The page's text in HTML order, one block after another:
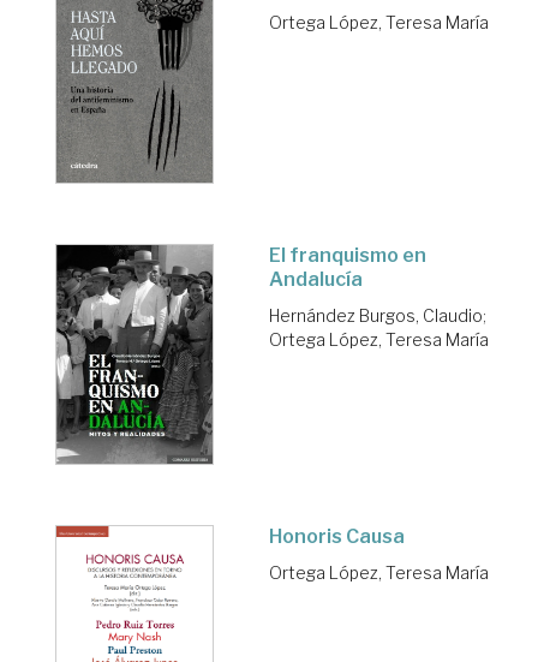
Ortega López, Teresa María
El franquismo en
Andalucía
Hernández Burgos, Claudio;
Ortega López, Teresa María
Honoris Causa
Ortega López, Teresa María